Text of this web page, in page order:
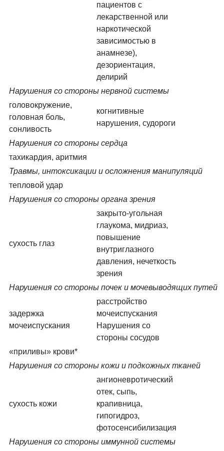
пациентов с
лекарственной или
наркотической
зависимостью в
анамнезе),
дезориентация,
делирий
Нарушения со стороны нервной системы
головокружение,
головная боль,
сонливость
когнитивные
нарушения, судороги
Нарушения со стороны сердца
тахикардия, аритмия
Травмы, интоксикации и осложнения манипуляций
тепловой удар
Нарушения со стороны органа зрения
сухость глаз
закрыто-угольная
глаукома, мидриаз,
повышение
внутриглазного
давления, нечеткость
зрения
Нарушения со стороны почек и мочевыводящих путей
задержка
мочеиспускания
расстройство
мочеиспускания
Нарушения со
стороны сосудов
«приливы» крови*
Нарушения со стороны кожи и подкожных тканей
сухость кожи
ангионевротический
отек, сыпь,
крапивница,
гипогидроз,
фотосенсибилизация
Нарушения со стороны иммунной системы